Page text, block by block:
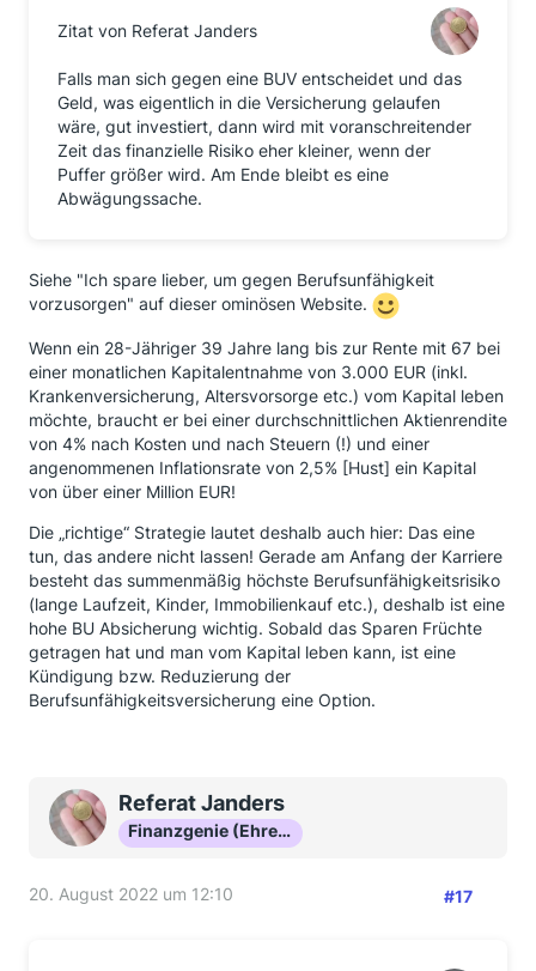
Zitat von Referat Janders
Falls man sich gegen eine BUV entscheidet und das
Geld, was eigentlich in die Versicherung gelaufen
wäre, gut investiert, dann wird mit voranschreitender
Zeit das finanzielle Risiko eher kleiner, wenn der
Puffer größer wird. Am Ende bleibt es eine
Abwägungssache.
Siehe "Ich spare lieber, um gegen Berufsunfähigkeit
vorzusorgen" auf dieser ominösen Website.
Wenn ein 28-Jähriger 39 Jahre lang bis zur Rente mit 67 bei
einer monatlichen Kapitalentnahme von 3.000 EUR (inkl.
Krankenversicherung, Altersvorsorge etc.) vom Kapital leben
möchte, braucht er bei einer durchschnittlichen Aktienrendite
von 4% nach Kosten und nach Steuern (!) und einer
angenommenen Inflationsrate von 2,5% [Hust] ein Kapital
von über einer Million EUR!
Die „richtige“ Strategie lautet deshalb auch hier: Das eine
tun, das andere nicht lassen! Gerade am Anfang der Karriere
besteht das summenmäßig höchste Berufsunfähigkeitsrisiko
(lange Laufzeit, Kinder, Immobilienkauf etc.), deshalb ist eine
hohe BU Absicherung wichtig. Sobald das Sparen Früchte
getragen hat und man vom Kapital leben kann, ist eine
Kündigung bzw. Reduzierung der
Berufsunfähigkeitsversicherung eine Option.
Referat Janders
Finanzgenie (Ehrenmitglied)
20. August 2022 um 12:10 #17